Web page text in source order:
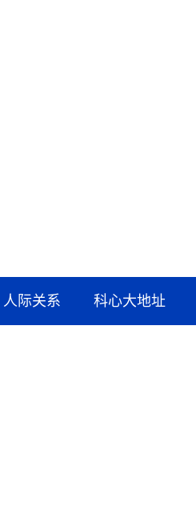
人际关系 科心大地址